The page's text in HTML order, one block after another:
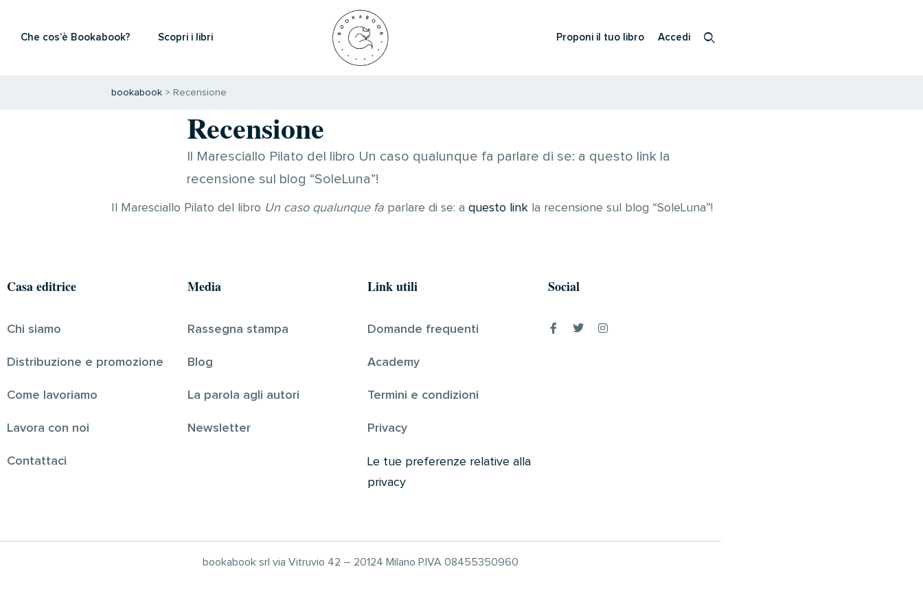
Che cos’è Bookabook? Scopri i libri Proponi il tuo libro Accedi
bookabook > Recensione
Recensione
Il Maresciallo Pilato del libro Un caso qualunque fa parlare di se: a questo link la
recensione sul blog “SoleLuna”!
Il Maresciallo Pilato del libro Un caso qualunque fa parlare di se: a questo link la recensione sul blog “SoleLuna”!
Casa editrice
Chi siamo
Distribuzione e promozione
Come lavoriamo
Lavora con noi
Contattaci
Media
Rassegna stampa
Blog
La parola agli autori
Newsletter
Link utili
Domande frequenti
Academy
Termini e condizioni
Privacy
Le tue preferenze relative alla
privacy
Social
bookabook srl via Vitruvio 42 – 20124 Milano P.IVA 08455350960